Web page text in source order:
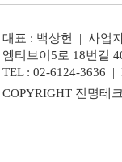
대표 : 백상헌 | 사업
엠티브이5로 18번길
TEL : 02-6124-3636 |
COPYRIGHT 진명테